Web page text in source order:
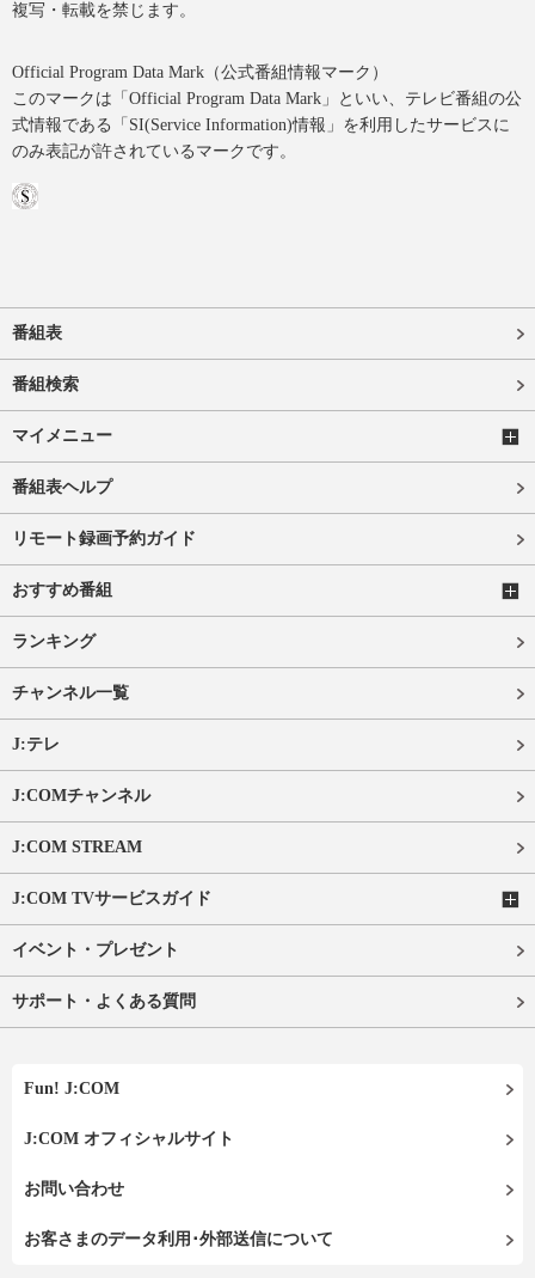
複写・転載を禁じます。
Official Program Data Mark（公式番組情報マーク）
このマークは「Official Program Data Mark」といい、テレビ番組の公
式情報である「SI(Service Information)情報」を利用したサービスに
のみ表記が許されているマークです。
番組表
番組検索
マイメニュー
番組表ヘルプ
リモート録画予約ガイド
おすすめ番組
ランキング
チャンネル一覧
J:テレ
J:COMチャンネル
J:COM STREAM
J:COM TVサービスガイド
イベント・プレゼント
サポート・よくある質問
Fun! J:COM
J:COM オフィシャルサイト
お問い合わせ
お客さまのデータ利用･外部送信について